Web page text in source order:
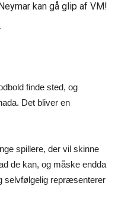
kan gå glip af VM!
finde sted, og
Det bliver en
spillere, der vil skinne
de kan, og måske endda
selvfølgelig repræsenterer